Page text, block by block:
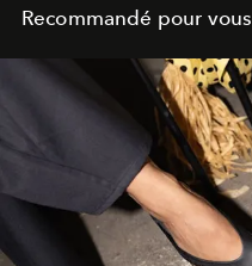
Recommandé pour vous